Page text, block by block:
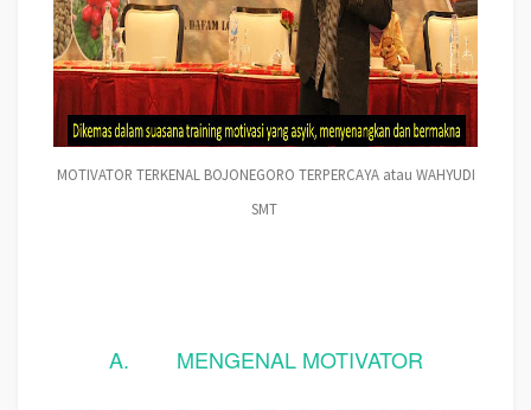
MOTIVATOR TERKENAL BOJONEGORO TERPERCAYA atau WAHYUDI
SMT
A.
MENGENAL MOTIVATOR